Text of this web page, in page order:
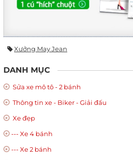
Xưởng May Jean
DANH MỤC
Sửa xe mô tô - 2 bánh
Thông tin xe - Biker - Giải đấu
Xe đẹp
--- Xe 4 bánh
--- Xe 2 bánh